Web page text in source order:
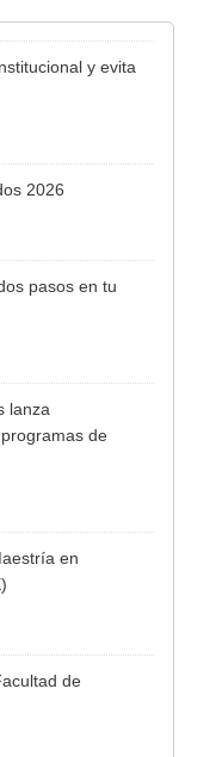
y evita
2026
pasos en tu
lanza
de
en
de